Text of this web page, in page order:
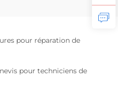
pour réparation de
pour techniciens de